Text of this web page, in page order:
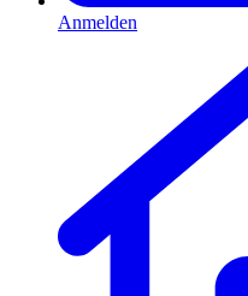
Anmelden